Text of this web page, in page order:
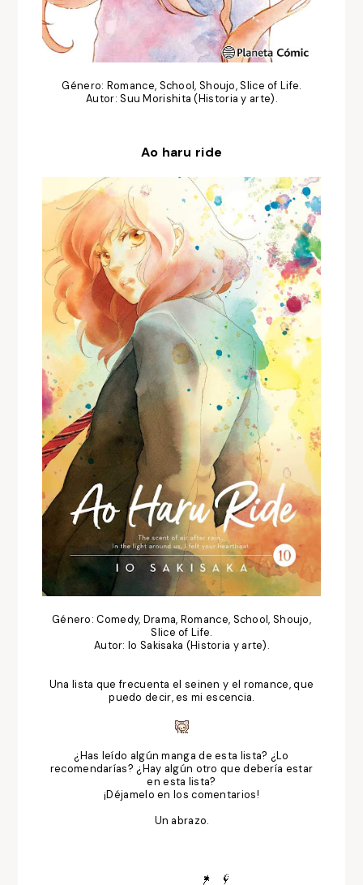
Género: Romance, School, Shoujo, Slice of Life.
Autor: Suu Morishita (Historia y arte).
Ao haru ride
Género: Comedy, Drama, Romance, School, Shoujo,
Slice of Life.
Autor: Io Sakisaka (Historia y arte).
Una lista que frecuenta el seinen y el romance, que
puedo decir, es mi escencia.
¿Has leído algún manga de esta lista? ¿Lo
recomendarías? ¿Hay algún otro que debería estar
en esta lista?
¡Déjamelo en los comentarios!
Un abrazo.